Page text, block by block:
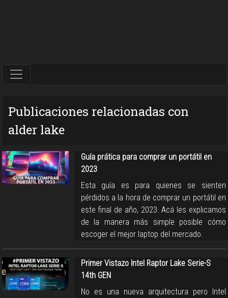
Publicaciones relacionadas con
alder lake
Guía prática para comprar un portátil en
2023
Esta guía es para quienes se sienten
pérdidos a la hora de comprar un portátil en
este final de año, 2023. Acá les explicamos
de la manera más simple posible cómo
escoger el mejor laptop del mercado.
Primer Vistazo Intel Raptor Lake Serie-S
14th GEN
No es una nueva arquitectura pero Intel